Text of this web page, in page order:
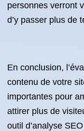
personnes verront
d’y passer plus de
En conclusion,
contenu de votre
importantes pour
attirer plus de
outil d’analyse